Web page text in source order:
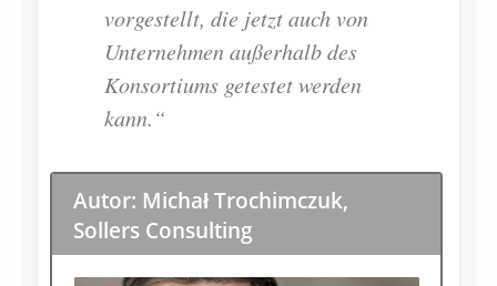
vorgestellt, die jetzt auch von
Unternehmen außerhalb des
Konsortiums getestet werden
kann.“
Autor: Michał Trochimczuk,
Sollers Consulting